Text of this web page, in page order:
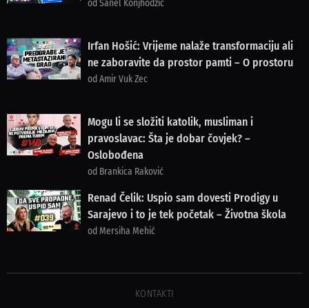
od Sanel Konjhodžić
Irfan Hošić: Vrijeme nalaže transformaciju ali
ne zaboravite da prostor pamti – O prostoru
od Amir Vuk Zec
Mogu li se složiti katolik, musliman i
pravoslavac: Šta je dobar čovjek? –
Oslobođena
od Brankica Raković
Renad Čelik: Uspio sam dovesti Prodigy u
Sarajevo i to je tek početak – Životna škola
od Mersiha Mehić
KONTAKTI